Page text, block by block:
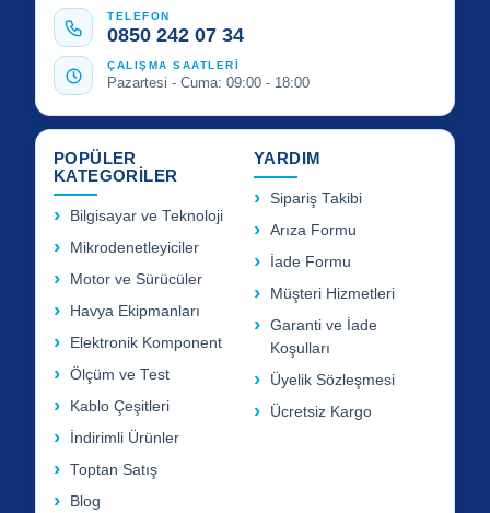
TELEFON
0850 242 07 34
ÇALIŞMA SAATLERİ
Pazartesi - Cuma: 09:00 - 18:00
POPÜLER
KATEGORİLER
Bilgisayar ve Teknoloji
Mikrodenetleyiciler
Motor ve Sürücüler
Havya Ekipmanları
Elektronik Komponent
Ölçüm ve Test
Kablo Çeşitleri
İndirimli Ürünler
Toptan Satış
Blog
YARDIM
Sipariş Takibi
Arıza Formu
İade Formu
Müşteri Hizmetleri
Garanti ve İade
Koşulları
Üyelik Sözleşmesi
Ücretsiz Kargo